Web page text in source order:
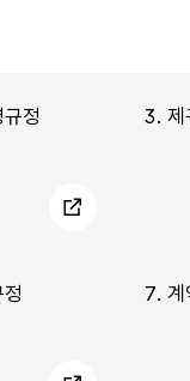
정 3. 제
7.